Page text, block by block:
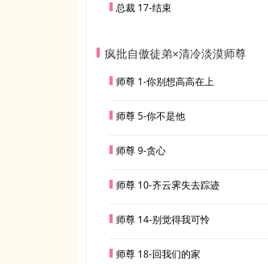
总裁 17-结束
疯批自傲徒弟×清冷淡漠师尊
师尊 1-你别想高高在上
师尊 5-你不是他
师尊 9-贪心
师尊 10-齐云霁失去踪迹
师尊 14-别觉得我可怜
师尊 18-回我们的家